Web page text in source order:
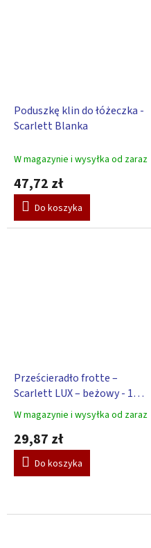
Poduszkę klin do łóżeczka -
Scarlett Blanka
W magazynie i wysyłka od zaraz
47,72 zł
Do koszyka
Prześcieradło frotte –
Scarlett LUX – beżowy - 120
x 60 cm
Średnia
produktu
wynosi
5,0
W magazynie i wysyłka od zaraz
29,87 zł
Do koszyka